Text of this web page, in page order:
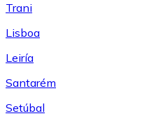
Trani
Lisboa
Leiría
Santarém
Setúbal